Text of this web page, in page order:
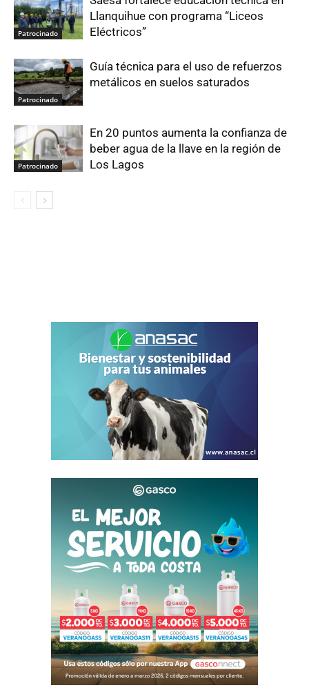
Patrocinado
Llanquihue con programa “Liceos
Eléctricos”
Patrocinado
Guía técnica para el uso de refuerzos
metálicos en suelos saturados
Patrocinado
En 20 puntos aumenta la confianza de
beber agua de la llave en la región de
Los Lagos